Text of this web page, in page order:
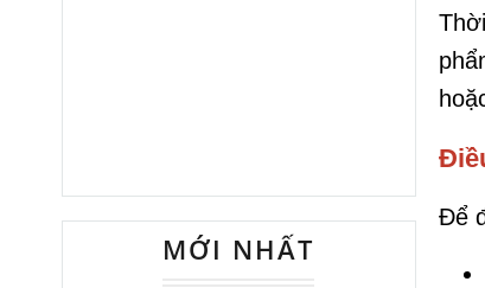
Để
MỚI NHẤT